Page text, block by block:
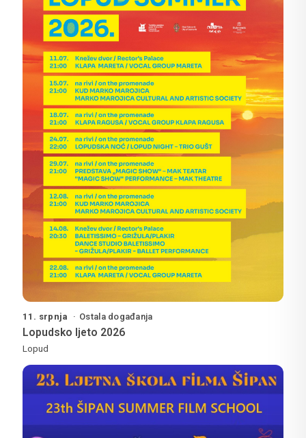
11. srpnja Ostala događanja
Lopudsko ljeto 2026
Lopud